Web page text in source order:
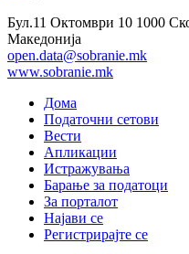
Бул.11 Октомври 10 1000
Македонија
open.data@sobranie.mk
www.sobranie.mk
Дома
Податочни сетови
Вести
Апликации
Истражувања
Барање за податоци
За порталот
Најави се
Регистрирајте се